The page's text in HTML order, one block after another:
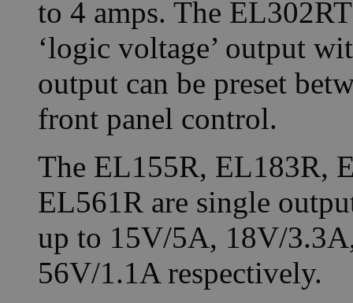
to 4 amps. The
‘logic voltage’ output
output can be preset
front panel control.
The EL155R, EL183R,
EL561R are single
up to 15V/5A, 18V/
56V/1.1A respectively.